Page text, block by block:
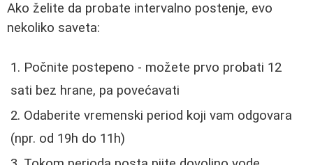
Ako želite da probate intervalno postenje, evo
nekoliko saveta:
Počnite postepeno - možete prvo probati 12
sati bez hrane, pa povećavati
Odaberite vremenski period koji vam odgovara
(npr. od 19h do 11h)